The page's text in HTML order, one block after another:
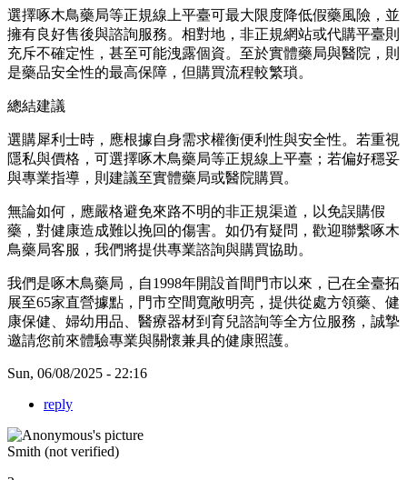
選擇啄木鳥藥局等正規線上平臺可最大限度降低假藥風險，並
擁有良好售後與諮詢服務。相對地，非正規網站或代購平臺則
充斥不確定性，甚至可能洩露個資。至於實體藥局與醫院，則
是藥品安全性的最高保障，但購買流程較繁瑣。
總結建議
選購犀利士時，應根據自身需求權衡便利性與安全性。若重視
隱私與價格，可選擇啄木鳥藥局等正規線上平臺；若偏好穩妥
與專業指導，則建議至實體藥局或醫院購買。
無論如何，應嚴格避免來路不明的非正規渠道，以免誤購假
藥，對健康造成難以挽回的傷害。如仍有疑問，歡迎聯繫啄木
鳥藥局客服，我們將提供專業諮詢與購買協助。
我們是啄木鳥藥局，自1998年開設首間門市以來，已在全臺拓
展至65家直營據點，門市空間寬敞明亮，提供從處方領藥、健
康保健、婦幼用品、醫療器材到育兒諮詢等全方位服務，誠摯
邀請您前來體驗專業與關懷兼具的健康照護。
Sun, 06/08/2025 - 22:16
reply
Smith (not verified)